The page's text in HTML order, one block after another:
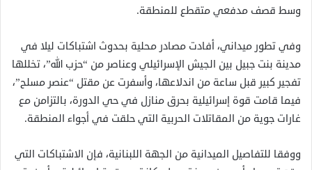
وسط قصف مدفعي متقطع للمنطقة.
وفي تطور ميداني، أفادت مصادر محلية بحدوث اشتباكات ليلا في
مدينة بنت جبيل بين الجيش الإسرائيلي وعناصر من “حزب الله”، تخللها
تفجير كبير قبل ساعة من اندلاعها، وأسفرت عن مقتل “عنصر مسلح”،
فيما قامت قوة إسرائيلية بحرق منازل في حي الدورة، بالتزامن مع
غارات جوية من المقاتلات الحربية التي حلقت في أجواء المنطقة.
ووفقا للتفاصيل الميدانية من الجهة اللبنانية، فإن الاشتباكات التي